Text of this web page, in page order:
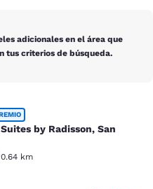
adicionales en el área que
tus criterios de búsqueda.
by Radisson,
by Radisson, San
0.64 km
estrellas. Excelente. 251 reseñas